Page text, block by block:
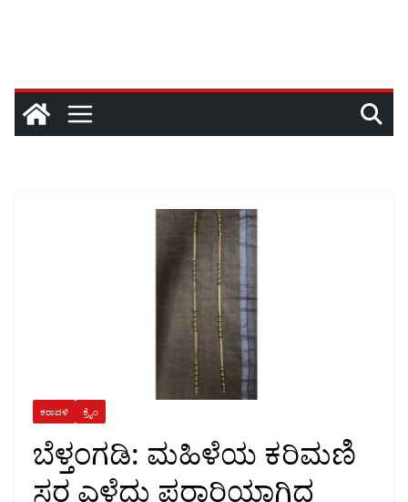
ಕರಾವಳಿ ಕ್ರೈಂ
ಬೆಳ್ತಂಗಡಿ: ಮಹಿಳೆಯ ಕರಿಮಣಿ
ಸರ ಎಳೆದು ಪರಾರಿಯಾಗಿದ್ದ